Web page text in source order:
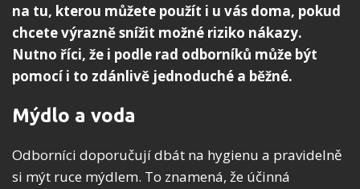
na tu, kterou můžete použít i u vás doma, pokud
chcete výrazně snížit možné riziko nákazy.
Nutno říci, že i podle rad odborníků může být
pomocí i to zdánlivě jednoduché a běžné.
Mýdlo a voda
Odborníci doporučují dbát na hygienu a pravidelně
si mýt ruce mýdlem. To znamená, že účinná